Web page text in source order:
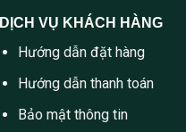
DỊCH VỤ KHÁCH HÀNG
Hướng dẫn đặt hàng
Hướng dẫn thanh toán
Bảo mật thông tin